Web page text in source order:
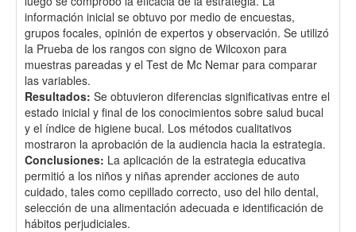
información inicial se obtuvo por medio de encuestas,
grupos focales, opinión de expertos y observación. Se utilizó
la Prueba de los rangos con signo de Wilcoxon para
muestras pareadas y el Test de Mc Nemar para comparar
las variables.
Resultados: Se obtuvieron diferencias significativas entre el
estado inicial y final de los conocimientos sobre salud bucal
y el índice de higiene bucal. Los métodos cualitativos
mostraron la aprobación de la audiencia hacia la estrategia.
Conclusiones: La aplicación de la estrategia educativa
permitió a los niños y niñas aprender acciones de auto
cuidado, tales como cepillado correcto, uso del hilo dental,
selección de una alimentación adecuada e identificación de
hábitos perjudiciales.